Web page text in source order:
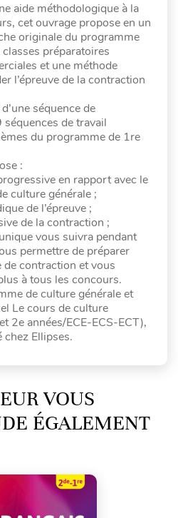
aide méthodologique à la
cet ouvrage propose en un
originale du programme
préparatoires
et une méthode
l’épreuve de la contraction
séquence de
de travail
du programme de 1re
:
en rapport avec le
culture générale ;
de l’épreuve ;
de la contraction ;
vous suivra pendant
permettre de préparer
de contraction et vous
à tous les concours.
de culture générale et
Le cours de culture
2e années/ECE-ECS-ECT),
Ellipses.
VOUS
ÉGALEMENT